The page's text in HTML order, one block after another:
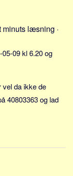
minuts læsning ·
09 kl 6.20 og
da ikke de
40803363 og lad